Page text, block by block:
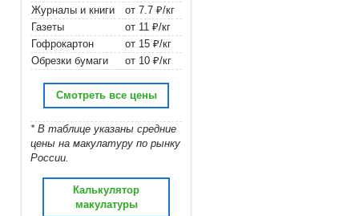
Журналы и книги
от 7.7 ₽/кг
Газеты
от 11 ₽/кг
Гофрокартон
от 15 ₽/кг
Обрезки бумаги
от 10 ₽/кг
Смотреть все цены
* В таблице указаны средние
цены на макулатуру по рынку
России.
Калькулятор
макулатуры